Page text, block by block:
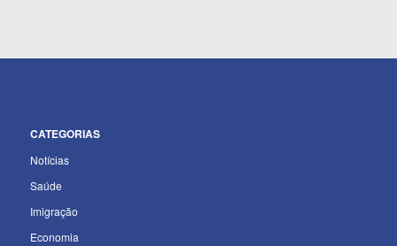
CATEGORIAS
Notícias
Saúde
Imigração
Economia